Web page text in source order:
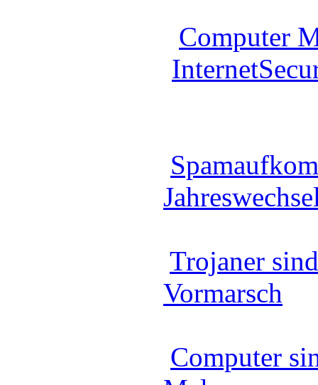
Computer
Trojaner
Vormarsch
Computer